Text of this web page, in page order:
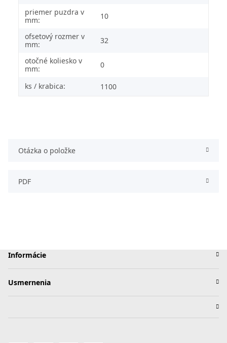
priemer puzdra v
mm:
10
ofsetový rozmer v
mm:
32
otočné koliesko v
mm:
0
ks / krabica: 1100
Otázka o položke
PDF
Informácie
Usmernenia